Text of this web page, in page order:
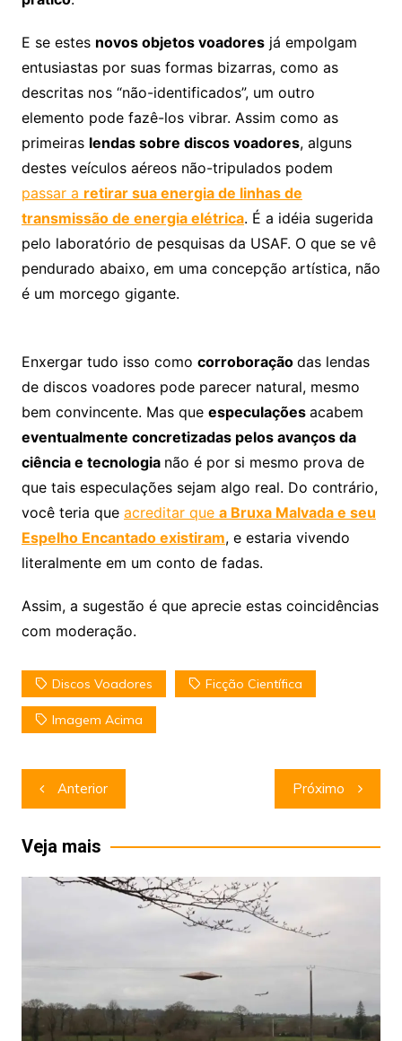
E se estes novos objetos voadoresjá empolgam
entusiastas por suas formas bizarras, como as
descritas nos “não-identificados”, um outro
elemento pode fazê-los vibrar. Assim como as
primeiras lendas sobre discos voadores, alguns
destes veículos aéreos não-tripulados podem
passar a retirar sua energia de linhas de
transmissão de energia elétrica. É a idéia sugerida
pelo laboratório de pesquisas da USAF. O que se vê
pendurado abaixo, em uma concepção artística, não
é um morcego gigante.
Enxergar tudo isso como corroboração das lendas
de discos voadores pode parecer natural, mesmo
bem convincente. Mas que especulações acabem
eventualmente concretizadas pelos avanços da
ciência e tecnologia não é por si mesmo prova de
que tais especulações sejam algo real. Do contrário,
você teria que acreditar que a Bruxa Malvada e seu
Espelho Encantado existiram, e estaria vivendo
literalmente em um conto de fadas.
Assim, a sugestão é que aprecie estas coincidências
com moderação.
Discos Voadores Ficção Científica
Imagem Acima
Navegação
de
Post
Anterior Próximo
Veja mais